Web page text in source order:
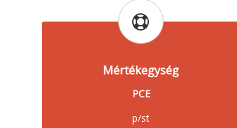
Mértékegység
PCE
p/st